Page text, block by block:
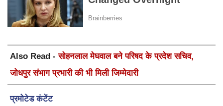
Also Read -सोहनलाल मेघवाल बने परिषद के प्रदेश सचिव,
जोधपुर संभाग प्रभारी की भी मिली जिम्मेदारी